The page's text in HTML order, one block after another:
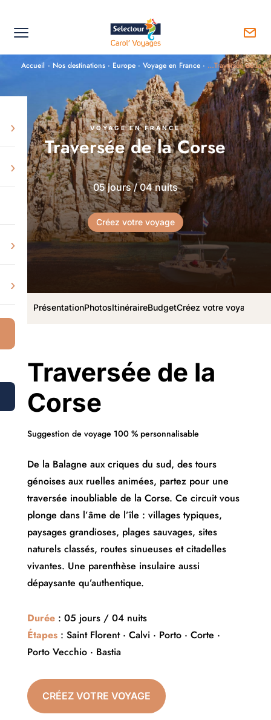
›
›
›
›
Accueil · Nos destinations · Europe · Voyage en France · …Traversée de la
VOYAGE EN FRANCE
Traversée de la Corse
05 jours / 04 nuits
Créez votre voyage
PrésentationPhotosItinéraireBudgetCréez votre voyage
Traversée de la
Corse
Suggestion de voyage 100 % personnalisable
De la Balagne aux criques du sud, des tours
génoises aux ruelles animées, partez pour une
traversée inoubliable de la Corse. Ce circuit vous
plonge dans l’âme de l’île : villages typiques,
paysages grandioses, plages sauvages, sites
naturels classés, routes sinueuses et citadelles
vivantes. Une parenthèse insulaire aussi
dépaysante qu’authentique.
Durée: 05 jours / 04 nuits
Étapes : Saint Florent · Calvi · Porto · Corte ·
Porto Vecchio · Bastia
CRÉEZ VOTRE VOYAGE